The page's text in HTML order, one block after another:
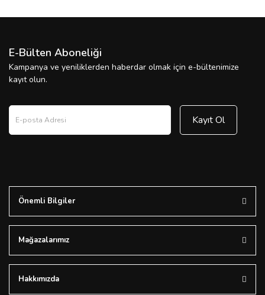
E-Bülten Aboneliği
Kampanya ve yeniliklerden haberdar olmak için e-bültenimize
kayıt olun.
Kayıt Ol
Önemli Bilgiler
Mağazalarımız
Hakkımızda